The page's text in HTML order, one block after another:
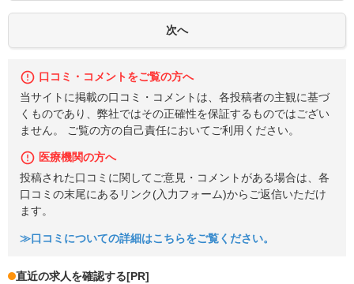
口コミ・コメントをご覧の方へ
当サイトに掲載の口コミ・コメントは、各投稿者の主観に基づ
くものであり、弊社ではその正確性を保証するものではござい
ません。 ご覧の方の自己責任においてご利用ください。
医療機関の方へ
投稿された口コミに関してご意見・コメントがある場合は、各
口コミの末尾にあるリンク(入力フォーム)からご返信いただけ
ます。
≫口コミについての詳細はこちらをご覧ください。
直近の求人を確認する[PR]